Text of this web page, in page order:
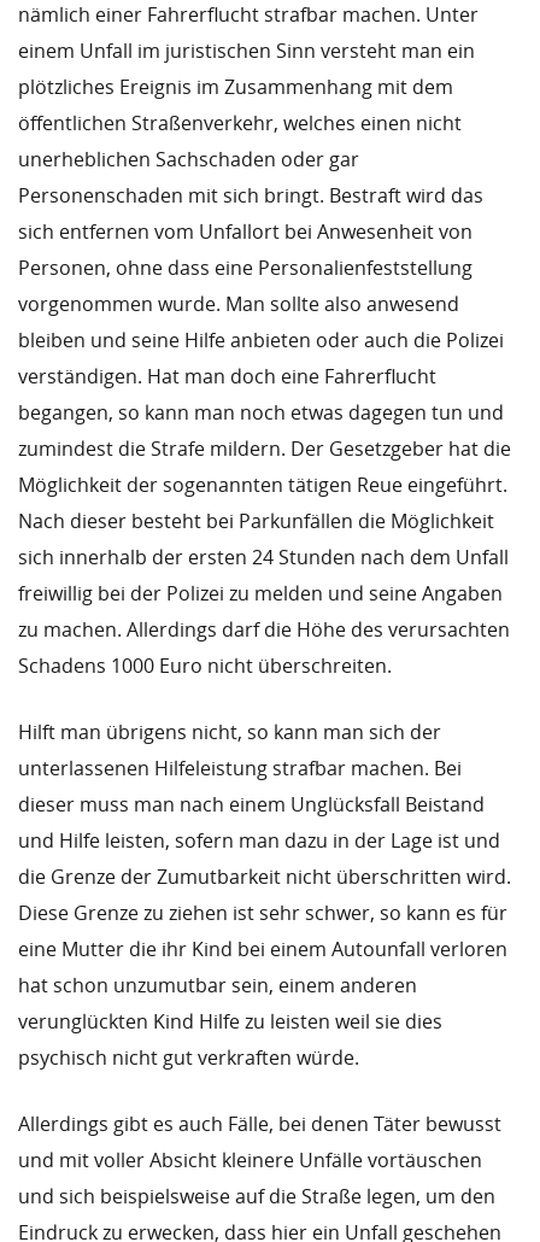
nämlich einer Fahrerflucht strafbar machen. Unter
einem Unfall im juristischen Sinn versteht man ein
plötzliches Ereignis im Zusammenhang mit dem
öffentlichen Straßenverkehr, welches einen nicht
unerheblichen Sachschaden oder gar
Personenschaden mit sich bringt. Bestraft wird das
sich entfernen vom Unfallort bei Anwesenheit von
Personen, ohne dass eine Personalienfeststellung
vorgenommen wurde. Man sollte also anwesend
bleiben und seine Hilfe anbieten oder auch die Polizei
verständigen. Hat man doch eine Fahrerflucht
begangen, so kann man noch etwas dagegen tun und
zumindest die Strafe mildern. Der Gesetzgeber hat die
Möglichkeit der sogenannten tätigen Reue eingeführt.
Nach dieser besteht bei Parkunfällen die Möglichkeit
sich innerhalb der ersten 24 Stunden nach dem Unfall
freiwillig bei der Polizei zu melden und seine Angaben
zu machen. Allerdings darf die Höhe des verursachten
Schadens 1000 Euro nicht überschreiten.
Hilft man übrigens nicht, so kann man sich der
unterlassenen Hilfeleistung strafbar machen. Bei
dieser muss man nach einem Unglücksfall Beistand
und Hilfe leisten, sofern man dazu in der Lage ist und
die Grenze der Zumutbarkeit nicht überschritten wird.
Diese Grenze zu ziehen ist sehr schwer, so kann es für
eine Mutter die ihr Kind bei einem Autounfall verloren
hat schon unzumutbar sein, einem anderen
verunglückten Kind Hilfe zu leisten weil sie dies
psychisch nicht gut verkraften würde.
Allerdings gibt es auch Fälle, bei denen Täter bewusst
und mit voller Absicht kleinere Unfälle vortäuschen
und sich beispielsweise auf die Straße legen, um den
Eindruck zu erwecken, dass hier ein Unfall geschehen